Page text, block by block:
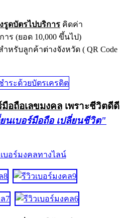
รูดบัตรไปบริการ คิดค่า
าร (ยอด 10,000 ขึ้นไป)
หรับลูกค้าต่างจังหวัด ( QR Code
มือถือเลขมงคลเพราะชีวิตดีดี
นเบอร์มือถือ เปลี่ยนชีวิต"